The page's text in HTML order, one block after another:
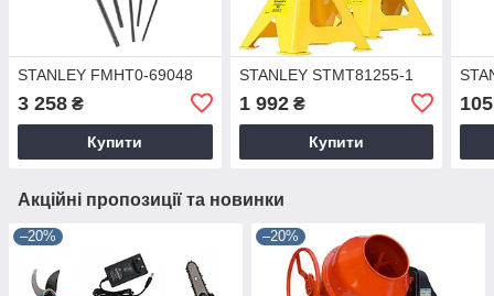
STANLEY FMHT0-69048
3 258 ₴
Купити
STANLEY STMT81255-1
1 992₴
Купити
105
Акційні пропозиції та новинки
–20% –20%